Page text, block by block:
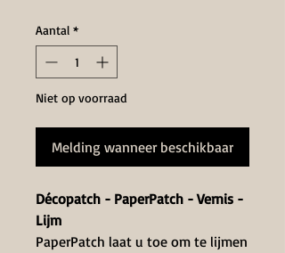
Aantal *
Niet op voorraad
Melding wanneer beschikbaar
Décopatch - PaperPatch - Vernis -
Lijm
PaperPatch laat u toe om te lijmen